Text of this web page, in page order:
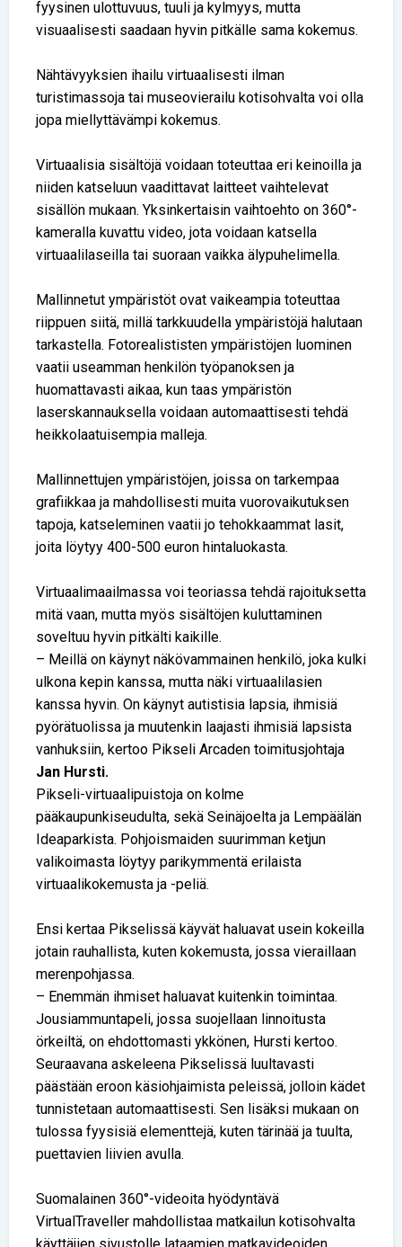
fyysinen ulottuvuus, tuuli ja kylmyys, mutta
visuaalisesti saadaan hyvin pitkälle sama kokemus.
Nähtävyyksien ihailu virtuaalisesti ilman
turistimassoja tai museovierailu kotisohvalta voi olla
jopa miellyttävämpi kokemus.
Virtuaalisia sisältöjä voidaan toteuttaa eri keinoilla ja
niiden katseluun vaadittavat laitteet vaihtelevat
sisällön mukaan. Yksinkertaisin vaihtoehto on 360°-
kameralla kuvattu video, jota voidaan katsella
virtuaalilaseilla tai suoraan vaikka älypuhelimella.
Mallinnetut ympäristöt ovat vaikeampia toteuttaa
riippuen siitä, millä tarkkuudella ympäristöjä halutaan
tarkastella. Fotorealististen ympäristöjen luominen
vaatii useamman henkilön työpanoksen ja
huomattavasti aikaa, kun taas ympäristön
laserskannauksella voidaan automaattisesti tehdä
heikkolaatuisempia malleja.
Mallinnettujen ympäristöjen, joissa on tarkempaa
grafiikkaa ja mahdollisesti muita vuorovaikutuksen
tapoja, katseleminen vaatii jo tehokkaammat lasit,
joita löytyy 400-500 euron hintaluokasta.
Virtuaalimaailmassa voi teoriassa tehdä rajoituksetta
mitä vaan, mutta myös sisältöjen kuluttaminen
soveltuu hyvin pitkälti kaikille.
– Meillä on käynyt näkövammainen henkilö, joka kulki
ulkona kepin kanssa, mutta näki virtuaalilasien
kanssa hyvin. On käynyt autistisia lapsia, ihmisiä
pyörätuolissa ja muutenkin laajasti ihmisiä lapsista
vanhuksiin, kertoo Pikseli Arcaden toimitusjohtaja
Jan Hursti.
Pikseli-virtuaalipuistoja on kolme
pääkaupunkiseudulta, sekä Seinäjoelta ja Lempäälän
Ideaparkista. Pohjoismaiden suurimman ketjun
valikoimasta löytyy parikymmentä erilaista
virtuaalikokemusta ja -peliä.
Ensi kertaa Pikselissä käyvät haluavat usein kokeilla
jotain rauhallista, kuten kokemusta, jossa vieraillaan
merenpohjassa.
– Enemmän ihmiset haluavat kuitenkin toimintaa.
Jousiammuntapeli, jossa suojellaan linnoitusta
örkeiltä, on ehdottomasti ykkönen, Hursti kertoo.
Seuraavana askeleena Pikselissä luultavasti
päästään eroon käsiohjaimista peleissä, jolloin kädet
tunnistetaan automaattisesti. Sen lisäksi mukaan on
tulossa fyysisiä elementtejä, kuten tärinää ja tuulta,
puettavien liivien avulla.
Suomalainen 360°-videoita hyödyntävä
VirtualTraveller mahdollistaa matkailun kotisohvalta